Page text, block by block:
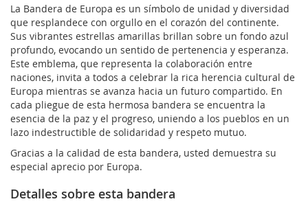
La Bandera de Europa es un símbolo de unidad y diversidad
que resplandece con orgullo en el corazón del continente.
Sus vibrantes estrellas amarillas brillan sobre un fondo azul
profundo, evocando un sentido de pertenencia y esperanza.
Este emblema, que representa la colaboración entre
naciones, invita a todos a celebrar la rica herencia cultural de
Europa mientras se avanza hacia un futuro compartido. En
cada pliegue de esta hermosa bandera se encuentra la
esencia de la paz y el progreso, uniendo a los pueblos en un
lazo indestructible de solidaridad y respeto mutuo.
Gracias a la calidad de esta bandera, usted demuestra su
especial aprecio por Europa.
Detalles sobre esta bandera